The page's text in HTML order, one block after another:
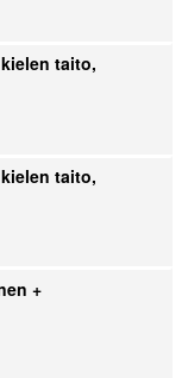
taito,
taito,
+